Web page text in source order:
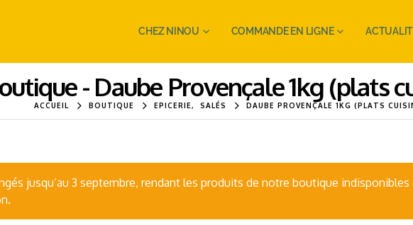
CHEZ NINOU COMMANDE EN LIGNE
- Daube Provençale 1kg (plats
ACCUEIL BOUTIQUE EPICERIE, SALÉS DAUBE PROVENÇALE 1KG (PLATS
jusqu’au 3 septembre, rendant les produits de notre boutique